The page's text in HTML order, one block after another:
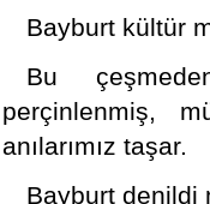
Bayburt kültür
Bu
perçinlenmiş,
anılarımız taşar.
Bayburt denildi